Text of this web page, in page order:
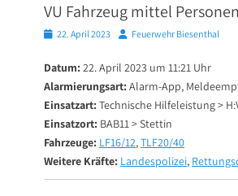
VU Fahrzeug mittel
Posted22. April 2023 AutorFeuerwehr Biesenthal
Datum: 22. April 2023 um 11:21 Uhr
Alarmierungsart: Alarm-App,
Einsatzart: Technische Hilfeleistung >
Einsatzort: BAB11 > Stettin
Fahrzeuge: LF16/12,TLF20/40
Weitere Kräfte: Landespolizei,